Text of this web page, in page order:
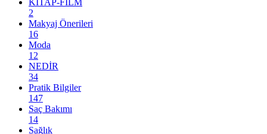
KİTAP-FİLM
2
Makyaj Önerileri
16
Moda
12
NEDİR
34
Pratik Bilgiler
147
Saç Bakımı
14
Sağlık